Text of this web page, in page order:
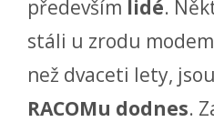
především lidé.
stáli u zrodu
než dvaceti lety, jsou
RACOMu dodnes.